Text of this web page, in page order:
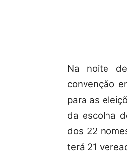
Na noite
convenção
para as
da escolha
dos 22
terá 21